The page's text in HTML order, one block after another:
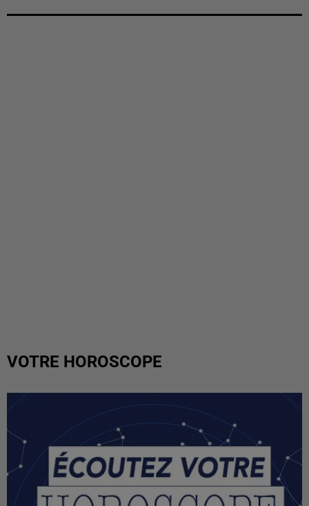
VOTRE HOROSCOPE